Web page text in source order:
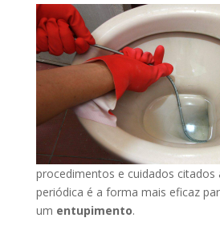
procedimentos e cuidados citados
periódica é a forma mais eficaz
um entupimento.